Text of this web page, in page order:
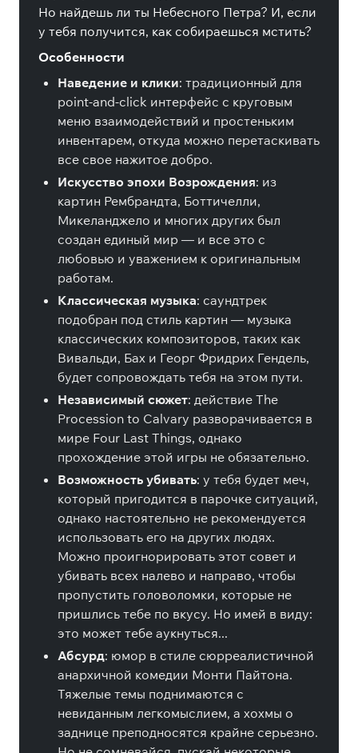
Но найдешь ли ты Небесного Петра? И, если
у тебя получится, как собираешься мстить?
Особенности
Наведение и клики: традиционный для
point-and-click интерфейс с круговым
меню взаимодействий и простеньким
инвентарем, откуда можно перетаскивать
все свое нажитое добро.
Искусство эпохи Возрождения: из
картин Рембрандта, Боттичелли,
Микеланджело и многих других был
создан единый мир — и все это с
любовью и уважением к оригинальным
работам.
Классическая музыка: саундтрек
подобран под стиль картин — музыка
классических композиторов, таких как
Вивальди, Бах и Георг Фридрих Гендель,
будет сопровождать тебя на этом пути.
Независимый сюжет: действие The
Procession to Calvary разворачивается в
мире Four Last Things, однако
прохождение этой игры не обязательно.
Возможность убивать: у тебя будет меч,
который пригодится в парочке ситуаций,
однако настоятельно не рекомендуется
использовать его на других людях.
Можно проигнорировать этот совет и
убивать всех налево и направо, чтобы
пропустить головоломки, которые не
пришлись тебе по вкусу. Но имей в виду:
это может тебе аукнуться...
Абсурд: юмор в стиле сюрреалистичной
анархичной комедии Монти Пайтона.
Тяжелые темы поднимаются с
невиданным легкомыслием, а хохмы о
заднице преподносятся крайне серьезно.